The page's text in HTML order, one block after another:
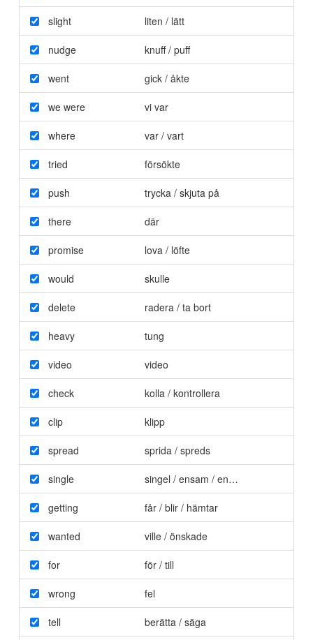
slight liten / lätt
nudge knuff / puff
went gick / åkte
we were vi var
where var / vart
tried försökte
push trycka / skjuta på
there där
promise lova / löfte
would skulle
delete radera / ta bort
heavy tung
video video
check kolla / kontrollera
clip klipp
spread sprida / spreds
single singel / ensam / enstaka
getting får / blir / hämtar
wanted ville / önskade
for för / till
wrong fel
tell berätta / säga